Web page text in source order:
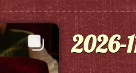
2026-